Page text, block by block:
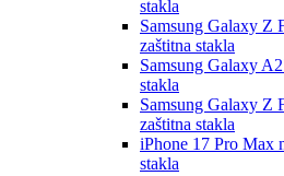
stakla
Samsung Galaxy Z
zaštitna stakla
Samsung Galaxy
stakla
Samsung Galaxy Z
zaštitna stakla
iPhone 17 Pro Max
stakla